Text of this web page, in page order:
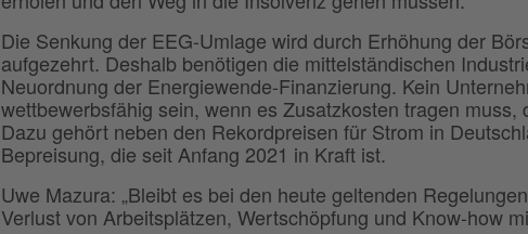
Die Senkung der EEG-Umlage wird durch Erhöhung der
aufgezehrt. Deshalb benötigen die mittelständischen
Neuordnung der Energiewende-Finanzierung. Kein
wettbewerbsfähig sein, wenn es Zusatzkosten tragen muss,
Dazu gehört neben den Rekordpreisen für Strom in
Bepreisung, die seit Anfang 2021 in Kraft ist.
Uwe Mazura: „Bleibt es bei den heute geltenden
Verlust von Arbeitsplätzen, Wertschöpfung und Know-how